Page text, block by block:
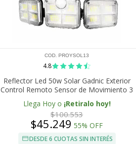
COD. PROYSOL13
4.8
Reflector Led 50w Solar Gadnic Exterior
Control Remoto Sensor de Movimiento 3
Paneles Ultra Potentes
Llega Hoy o ¡Retiralo hoy!
$100.553
$45.249 55% OFF
DESDE 6 CUOTAS SIN INTERÉS